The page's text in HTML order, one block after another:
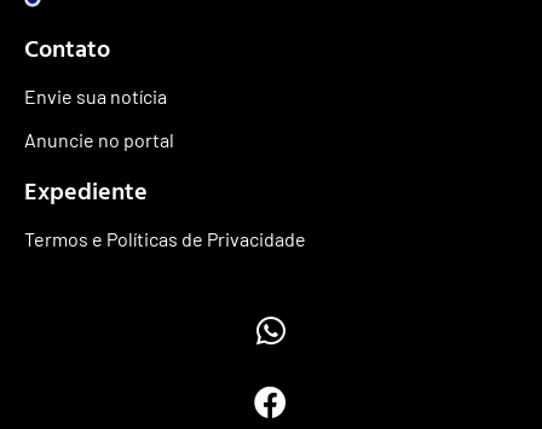
Contato
Envie sua notícia
Anuncie no portal
Expediente
Termos e Políticas de Privacidade